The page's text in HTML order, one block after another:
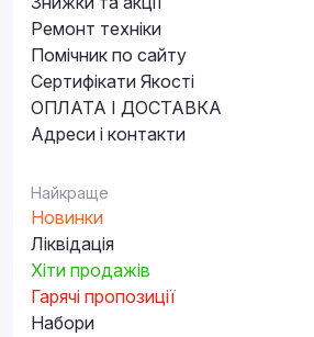
Ремонт техніки
Помічник по сайту
Сертифікати Якості
ОПЛАТА І ДОСТАВКА
Адреси і контакти
Найкраще
Новинки
Ліквідація
Хіти продажів
Гарячі пропозиції
Набори